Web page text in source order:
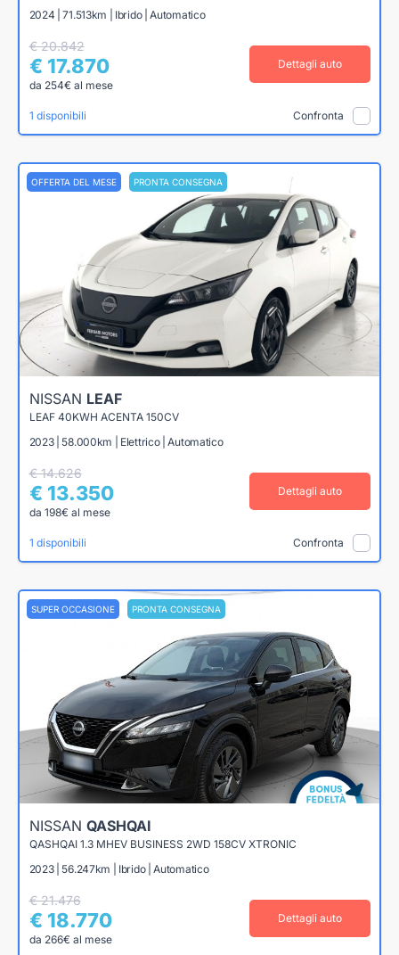
2024 | 71.513km | Ibrido | Automatico
€ 20.842
€ 17.870
da 254€ al mese
Dettagli auto
1 disponibili Confronta
OFFERTA DEL MESE PRONTA CONSEGNA
NISSAN LEAF
LEAF 40KWH ACENTA 150CV
2023 | 58.000km | Elettrico | Automatico
€ 14.626
€ 13.350
da 198€ al mese
Dettagli auto
1 disponibili Confronta
SUPER OCCASIONE PRONTA CONSEGNA
NISSAN QASHQAI
QASHQAI 1.3 MHEV BUSINESS 2WD 158CV XTRONIC
2023 | 56.247km | Ibrido | Automatico
€ 21.476
€ 18.770
da 266€ al mese
Dettagli auto